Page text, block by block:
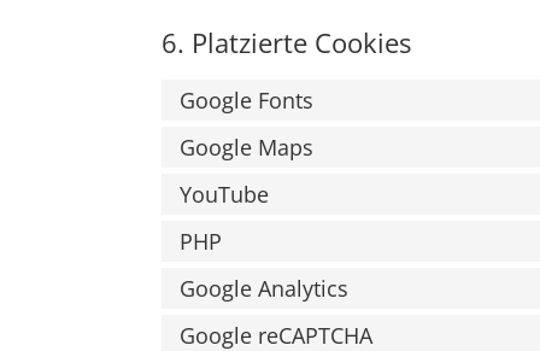
6. Platzierte Cookies
Google Fonts
Google Maps
YouTube
PHP
Google Analytics
Google reCAPTCHA